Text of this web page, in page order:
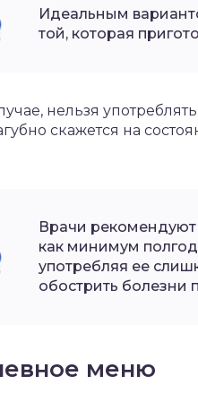
Идеальным
той, которая
нельзя
скажется на
Врачи
как минимум
употребляя ее
обострить болезни
меню